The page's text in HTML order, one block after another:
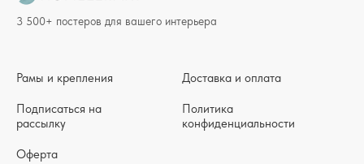
Рамы и крепления
Подписаться на
рассылку
Оферта
Доставка и оплата
Политика
конфиденциальности
3 500+ постеров для вашего интерьера